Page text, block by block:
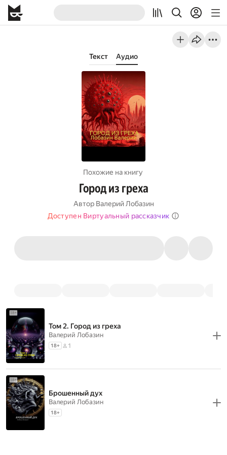
Текст Аудио
Похожие на книгу
Город из греха
Автор Валерий Лобазин
Доступен Виртуальный рассказчик
Том 2. Город из греха
Валерий Лобазин
18+ 1
Брошенный дух
Валерий Лобазин
18+